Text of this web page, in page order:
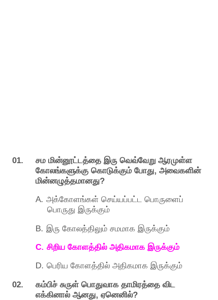
01. சம மின்னூட்டத்தை இரு வெவ்வேறு ஆரமுள்ள
கோலங்களுக்கு கொடுக்கும் போது, அவைகளின்
மின்னழுத்தமானது?
A. அக்கோளங்கள் செய்யப்பட்ட பொருளைப்
பொருது இருக்கும்
B. இரு கோலத்திலும் சமமாக இருக்கும்
C. சிறிய கோளத்தில் அதிகமாக இருக்கும்
D. பெரிய கோளத்தில் அதிகமாக இருக்கும்
02. கம்பிச் சுருள் பொதுவாக தாமிரத்தை விட
எக்கினால் ஆனது, ஏனெனில்?